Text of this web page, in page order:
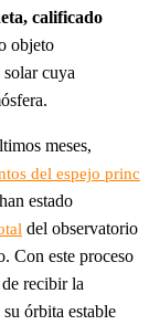
calificado
objeto
solar cuya
meses,
del espejo princ
estado
del observatorio
Con este proceso
recibir la
órbita estable